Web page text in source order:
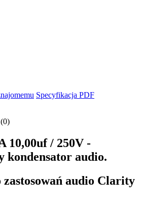
Specyfikacja PDF
10,00uf / 250V -
kondensator audio.
audio Clarity